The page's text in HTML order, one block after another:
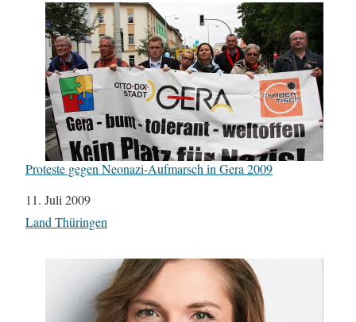
Proteste gegen Neonazi-Aufmarsch in Gera 2009
Datum
11. Juli 2009
In Bezug auf
Land Thüringen